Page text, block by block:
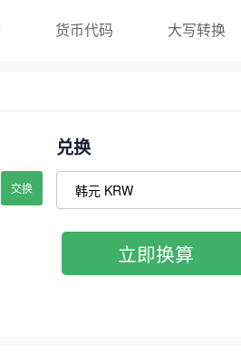
货币代码 大写转换
交换
兑换
立即换算